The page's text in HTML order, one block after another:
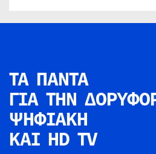
ΤΑ ΠΑΝΤΑ
ΓΙΑ ΤΗΝ
ΨΗΦΙΑΚΗ
ΚΑΙ HD TV